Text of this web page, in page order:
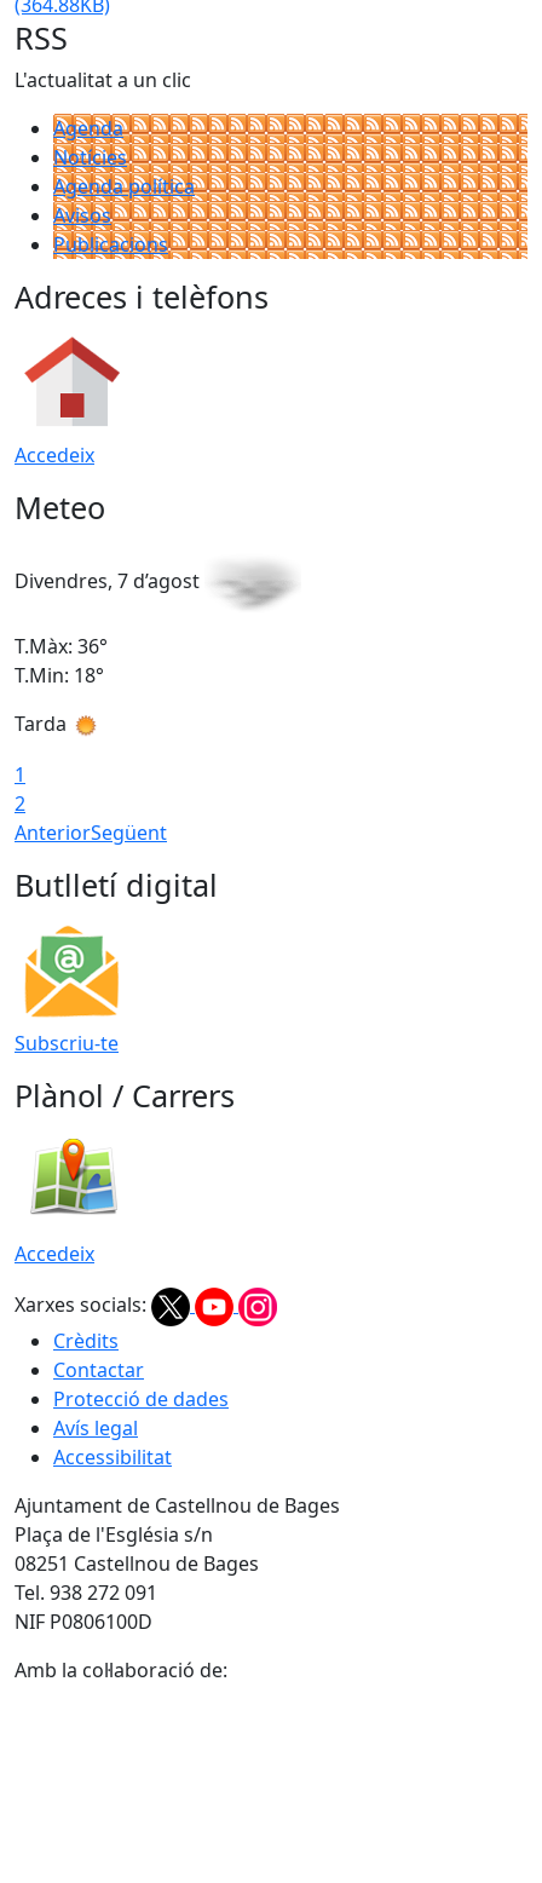
RSS
L'actualitat a un clic
Agenda
Notícies
Agenda política
Avisos
Publicacions
Adreces i telèfons
Accedeix
Meteo
Divendres, 7 d’agost
T.Màx: 36°
T.Min: 18°
Tarda
1
2
AnteriorSegüent
Butlletí digital
Subscriu-te
Plànol / Carrers
Accedeix
Xarxes socials:
Crèdits
Contactar
Protecció de dades
Avís legal
Accessibilitat
Ajuntament de Castellnou de Bages
Plaça de l'Església s/n
08251 Castellnou de Bages
Tel. 938 272 091
NIF P0806100D
Amb la col·laboració de: